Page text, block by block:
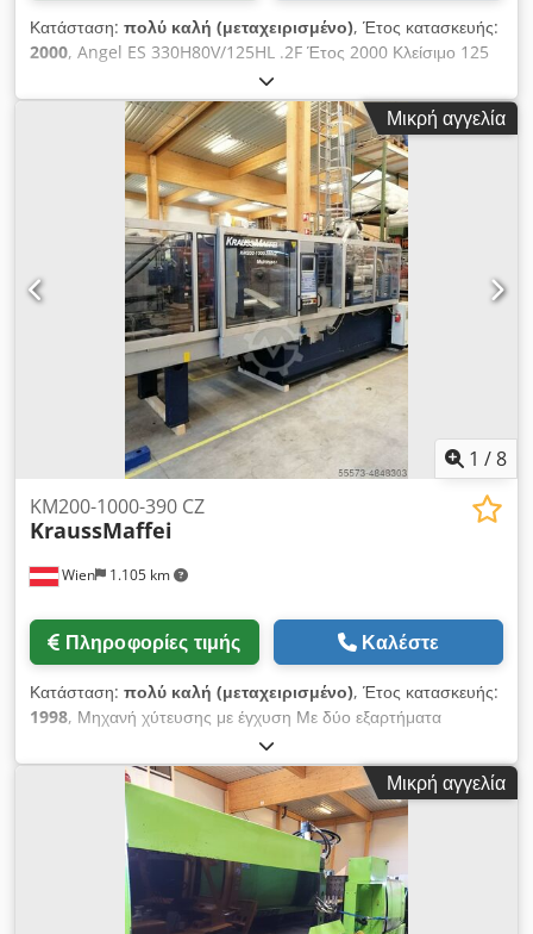
Κατάσταση: πολύ καλή (μεταχειρισμένο), Έτος κατασκευής:
2000, Angel ES 330H80V/125HL .2F Έτος 2000 Κλείσιμο 125
ΠΡΟΣ Μηχανές χύτευσης με έγχυση πολλαπλών συστατικών
Έλεγχος CC100 Κύλινδρος H 35 Csdpfx Aljigrinerjrf
Κύλινδρος V 18 1x Υδραυλικός πυρήνας έλξης BAP 1x Prop.
Υδραυλική σύνδεση πλάκας δείκτη BAP 16 ζώνες HK 2x
μαγνητικές πλάκες σύσφιξης για BAP και FAP
Μικρή αγγελία
1 /8
Wien 1.105 km
KM200-1000-390 CZ
KraussMaffei
Πληροφορίες τιμής Καλέστε
Κατάσταση: πολύ καλή (μεταχειρισμένο), Έτος κατασκευής:
1998, Μηχανή χύτευσης με έγχυση Με δύο εξαρτήματα
Kraussmaffei Mutliinject KM200-1000-390 CZ Έτος 1998
Κλείσιμο 200 TO Scrow 60 mm- 566g Scrow2 - 35 mm - 178
g Tie bars wide 560x560 Cedpfefx Tztox AlrsrfΜικρή αγγελία